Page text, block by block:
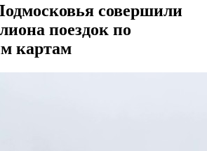
совершили
поездок по
картам